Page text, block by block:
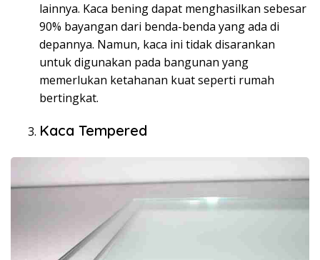
lainnya. Kaca bening dapat menghasilkan sebesar
90% bayangan dari benda-benda yang ada di
depannya. Namun, kaca ini tidak disarankan
untuk digunakan pada bangunan yang
memerlukan ketahanan kuat seperti rumah
bertingkat.
Kaca Tempered